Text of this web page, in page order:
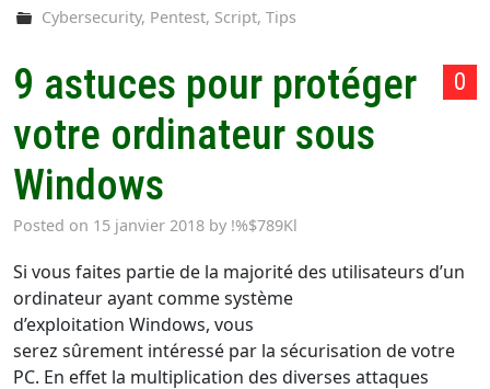
Cybersecurity, Pentest, Script,Tips
0
9 astuces pour protéger
votre ordinateur sous
Windows
Posted on 15 janvier 2018 by !%$789Kl
Si vous faites partie de la majorité des utilisateurs d’un
ordinateur ayant comme système
d’exploitation Windows, vous
serez sûrement intéressé par la sécurisation de votre
PC. En effet la multiplication des diverses attaques